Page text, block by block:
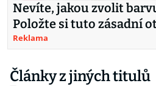
Nevíte, jakou zvolit
Položte si tuto zásadní
Reklama
Články z jiných titulů